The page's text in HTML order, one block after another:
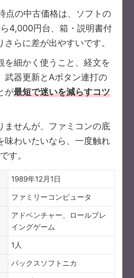
点の中古価格は、ソフトの
4,000円台、箱・説明書付
さらに差が出やすいです。
を細かく使うこと、経文を
武器更新とAボタン連打の
が最短で迷いを減らすコツ
ませんが、ファミコンの底
味わいたいなら、一度触れ
す。
1989年12月1日
ファミリーコンピュータ
アドベンチャー、ロールプレ
イングゲーム
1人
パックスソフトニカ